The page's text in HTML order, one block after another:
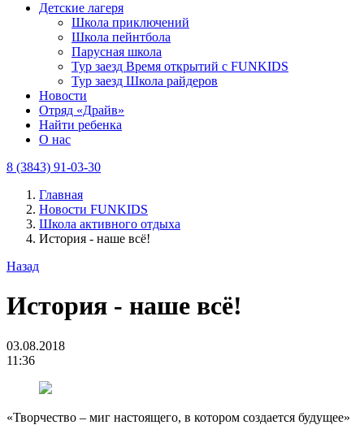
Детские лагеря
Школа приключений
Школа пейнтбола
Парусная школа
Тур заезд Время открытий с FUNKIDS
Тур заезд Школа райдеров
Новости
Отряд «Драйв»
Найти ребенка
О нас
8 (3843) 91-03-30
Главная
Новости FUNKIDS
Школа активного отдыха
История - наше всё!
Назад
История - наше всё!
03.08.2018
11:36
«Творчество – миг настоящего, в котором создается будущее»